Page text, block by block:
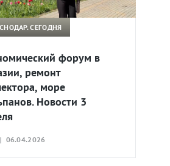
СЕГОДНЯ
форум в
ремонт
море
Новости 3
| 06.04.2026